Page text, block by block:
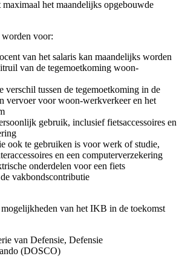
het maandelijks opgebouwde
voor:
van het salaris kan maandelijks worden
van de tegemoetkoming woon-
verschil tussen de tegemoetkoming in de
vervoer voor woon-werkverkeer en het
gebruik, inclusief fietsaccessoires en
ook te gebruiken is voor werk of studie,
en een computerverzekering
onderdelen voor een fiets
vakbondscontributie
van het IKB in de toekomst
van Defensie, Defensie
(DOSCO)